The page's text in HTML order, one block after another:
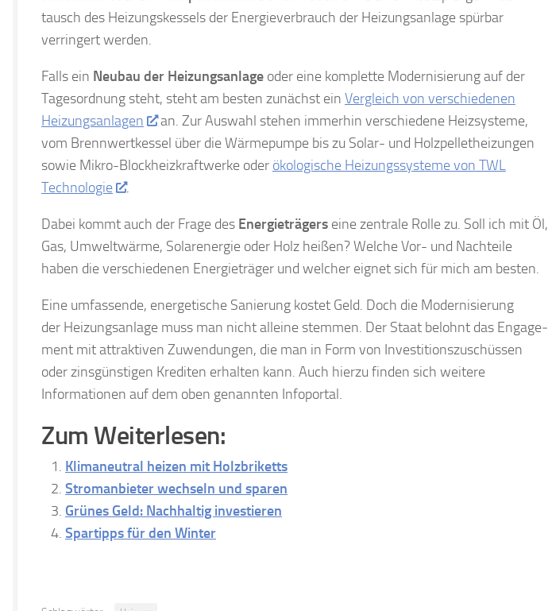
tausch des Hei­zungs­kes­sels der Ener­gie­ver­brauch der Hei­zungs­an­lage spür­bar
verringert werden.
Falls ein Neubau der Heizungsanlage oder eine komplette Modernisierung auf der
Tagesordnung steht, steht am besten zunächst ein Vergleich von verschiedenen
Heizungsanlagen
an. Zur Auswahl stehen immerhin verschiedene Heizsysteme,
vom Brennwertkessel über die Wärmepumpe bis zu Solar- und Holzpelletheizungen
sowie Mikro-Blockheizkraftwerke oder ökologische Heizungssysteme von TWL
Technologie
.
Dabei kommt auch der Frage des Energieträgers eine zentrale Rolle zu. Soll ich mit Öl,
Gas, Umweltwärme, Solarenergie oder Holz heißen? Welche Vor- und Nachteile
haben die verschiedenen Energieträger und welcher eignet sich für mich am besten.
Eine umfassende, energetische Sanierung kostet Geld. Doch die Moder­ni­sie­rung
der Hei­zungs­an­lage muss man nicht alleine stem­men. Der Staat belohnt das Enga­ge­
ment mit attrak­ti­ven Zuwendungen, die man in Form von Inves­ti­ti­ons­zu­schüs­sen
oder zins­güns­ti­gen Kre­di­ten erhal­ten kann. Auch hierzu finden sich weitere
Informationen auf dem oben genannten Infoportal.
Zum Weiterlesen:
Klimaneutral heizen mit Holzbriketts
Stromanbieter wechseln und sparen
Grünes Geld: Nachhaltig investieren
Spartipps für den Winter